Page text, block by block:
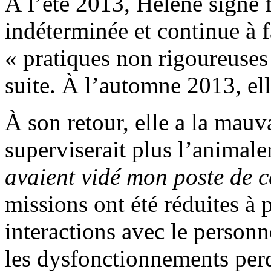
indéterminée et continue à
« pratiques non
suite. À l’automne 2013,
À son retour, elle a la
superviserait plus
avaient vidé mon poste de
missions ont été réduites à
interactions avec le
les dysfonctionnements